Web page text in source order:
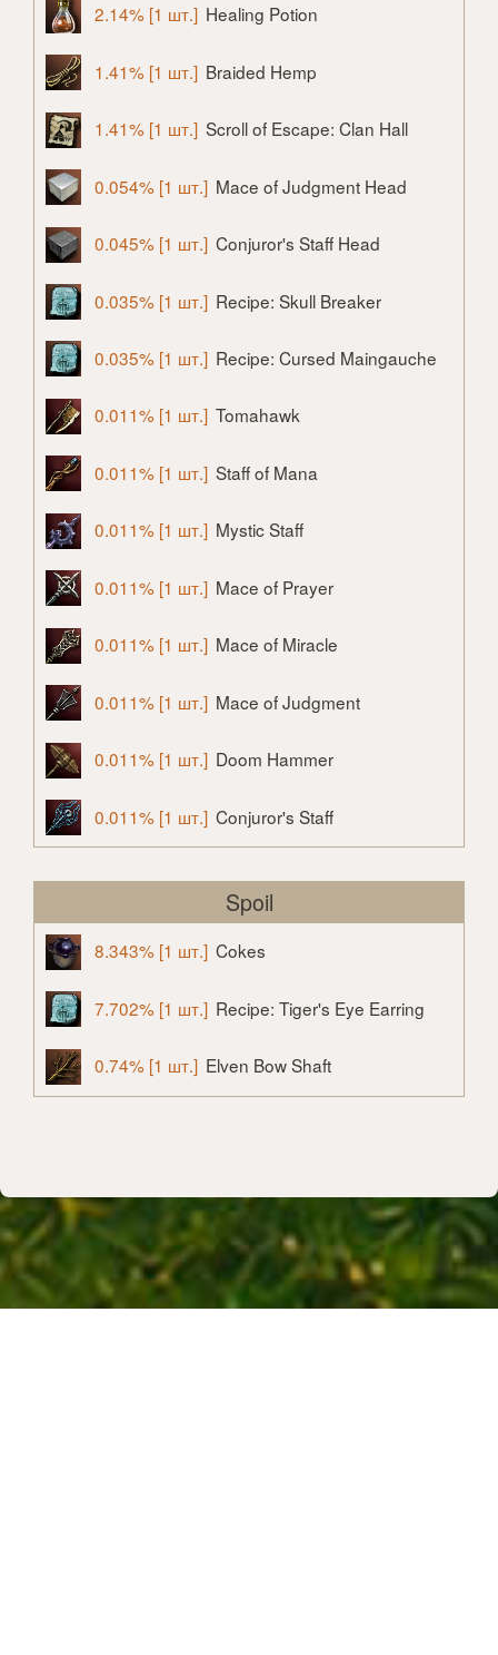
2.14% [1 шт.] Healing Potion
1.41% [1 шт.] Braided Hemp
1.41% [1 шт.] Scroll of Escape: Clan Hall
0.054% [1 шт.] Mace of Judgment Head
0.045% [1 шт.] Conjuror's Staff Head
0.035% [1 шт.] Recipe: Skull Breaker
0.035% [1 шт.] Recipe: Cursed Maingauche
0.011% [1 шт.] Tomahawk
0.011% [1 шт.] Staff of Mana
0.011% [1 шт.] Mystic Staff
0.011% [1 шт.] Mace of Prayer
0.011% [1 шт.] Mace of Miracle
0.011% [1 шт.] Mace of Judgment
0.011% [1 шт.] Doom Hammer
0.011% [1 шт.] Conjuror's Staff
Spoil
8.343% [1 шт.] Cokes
7.702% [1 шт.] Recipe: Tiger's Eye Earring
0.74% [1 шт.] Elven Bow Shaft